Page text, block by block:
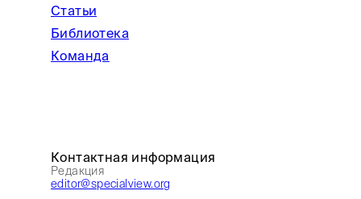
Статьи
Библиотека
Команда
Контактная информация
Редакция
editor@specialview.org